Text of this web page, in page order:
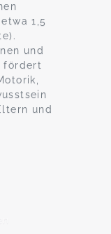
1,5
und
fördert
und